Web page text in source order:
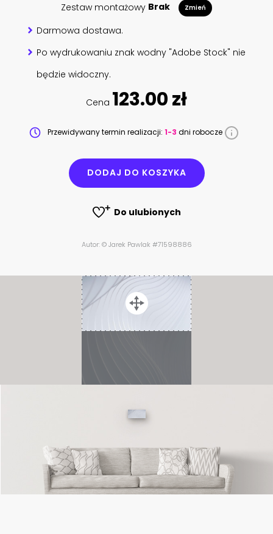
Zestaw montażowy Brak Zmień
Darmowa dostawa.
Po wydrukowaniu znak wodny "Adobe Stock" nie
będzie widoczny.
Cena 123.00 zł
Przewidywany termin realizacji: 1-3 dni robocze
DODAJ DO KOSZYKA
Do ulubionych
Autor: © Jarek Pawlak #71598886